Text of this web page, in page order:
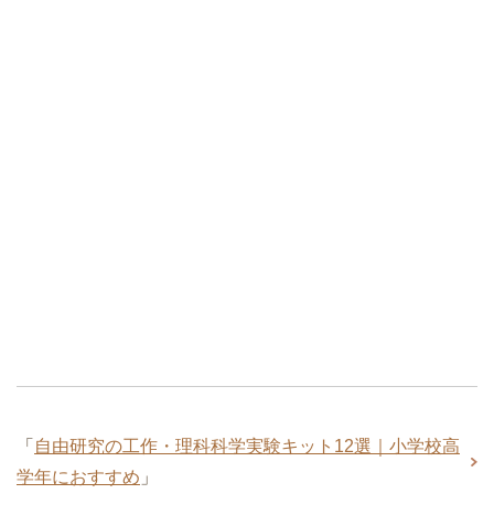
「 自由研究の工作・理科科学実験キット12選｜小学校高
学年におすすめ 」